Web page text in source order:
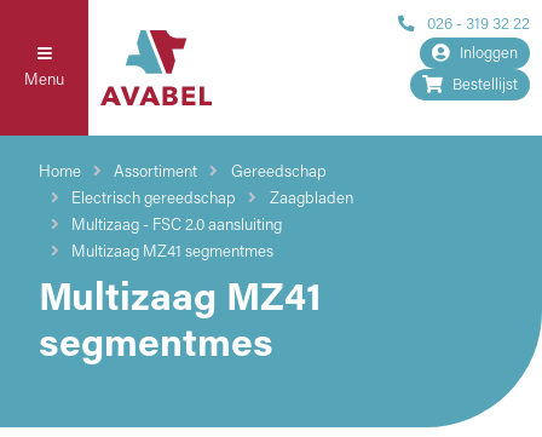
Menu
026 - 319 32 22
Inloggen
Bestellijst
Home Assortiment
Gereedschap
Electrisch gereedschap
Zaagbladen
Multizaag - FSC 2.0 aansluiting
Multizaag MZ41 segmentmes
Multizaag MZ41
segmentmes